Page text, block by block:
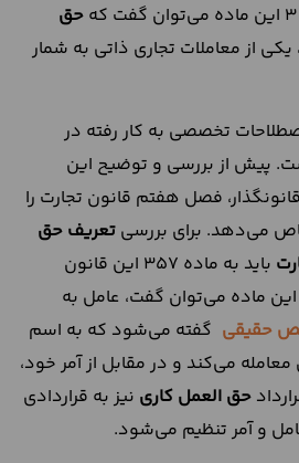
حق
از معاملات تجاری ذاتی به شمار
تخصصی به کار رفته در
پیش از بررسی و توضیح این
فصل هفتم قانون تجارت را
می‌دهد. برای بررسی تعریف حق
باید به ماده 357 این قانون
این ماده می‌توان گفت، عامل به
حقیقی گفته می‌شود که به اسم
می‌کند و در مقابل از آمر خود،
حق العمل کاری نیز به قراردادی
و آمر تنظیم می‌شود.